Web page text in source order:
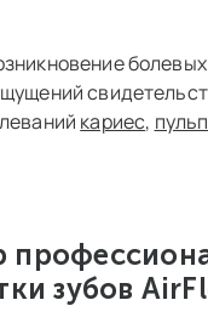
кариес,
зубов